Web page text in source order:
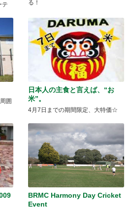
テ
る！
囲
日本人の主食と言えば、“お
米”。
4月7日までの期間限定、大特価☆
BRMC Harmony Day Cricket
Event